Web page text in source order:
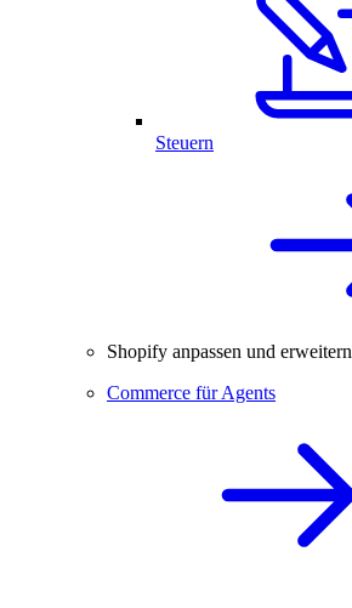
Steuern
Shopify anpassen und erweitern
Commerce für Agents